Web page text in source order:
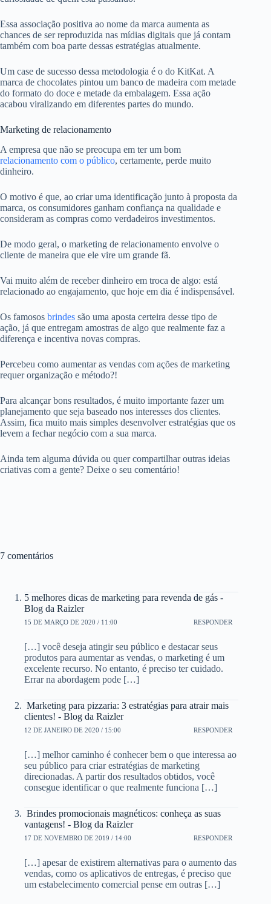
Essa associação positiva ao nome da marca aumenta as
chances de ser reproduzida nas mídias digitais que já contam
também com boa parte dessas estratégias atualmente.
Um case de sucesso dessa metodologia é o do KitKat. A
marca de chocolates pintou um banco de madeira com metade
do formato do doce e metade da embalagem. Essa ação
acabou viralizando em diferentes partes do mundo.
Marketing de relacionamento
A empresa que não se preocupa em ter um bom
relacionamento com o público, certamente, perde muito
dinheiro.
O motivo é que, ao criar uma identificação junto à proposta da
marca, os consumidores ganham confiança na qualidade e
consideram as compras como verdadeiros investimentos.
De modo geral, o marketing de relacionamento envolve o
cliente de maneira que ele vire um grande fã.
Vai muito além de receber dinheiro em troca de algo: está
relacionado ao engajamento, que hoje em dia é indispensável.
Os famosos brindes são uma aposta certeira desse tipo de
ação, já que entregam amostras de algo que realmente faz a
diferença e incentiva novas compras.
Percebeu como aumentar as vendas com ações de marketing
requer organização e método?!
Para alcançar bons resultados, é muito importante fazer um
planejamento que seja baseado nos interesses dos clientes.
Assim, fica muito mais simples desenvolver estratégias que os
levem a fechar negócio com a sua marca.
Ainda tem alguma dúvida ou quer compartilhar outras ideias
criativas com a gente? Deixe o seu comentário!
7 comentários
5 melhores dicas de marketing para revenda de gás -
Blog da Raizler
15 DE MARÇO DE 2020 / 11:00 RESPONDER
[…] você deseja atingir seu público e destacar seus
produtos para aumentar as vendas, o marketing é um
excelente recurso. No entanto, é preciso ter cuidado.
Errar na abordagem pode […]
Marketing para pizzaria: 3 estratégias para atrair mais
clientes! - Blog da Raizler
12 DE JANEIRO DE 2020 / 15:00 RESPONDER
[…] melhor caminho é conhecer bem o que interessa ao
seu público para criar estratégias de marketing
direcionadas. A partir dos resultados obtidos, você
consegue identificar o que realmente funciona […]
Brindes promocionais magnéticos: conheça as suas
vantagens! - Blog da Raizler
17 DE NOVEMBRO DE 2019 / 14:00 RESPONDER
[…] apesar de existirem alternativas para o aumento das
vendas, como os aplicativos de entregas, é preciso que
um estabelecimento comercial pense em outras […]